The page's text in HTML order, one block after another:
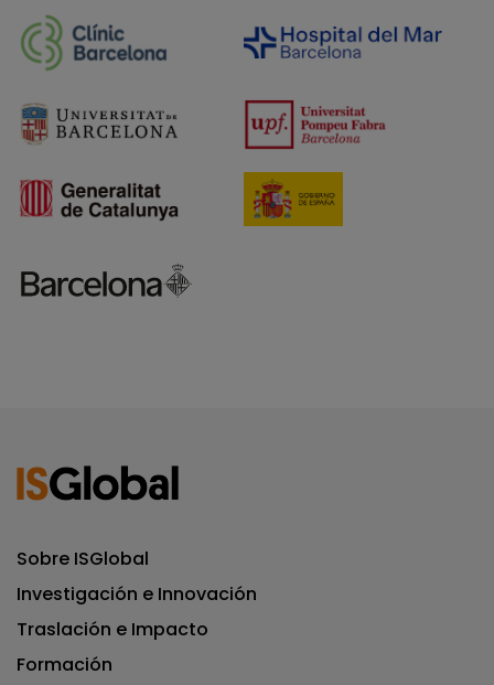
Sobre ISGlobal
Investigación e Innovación
Traslación e Impacto
Formación